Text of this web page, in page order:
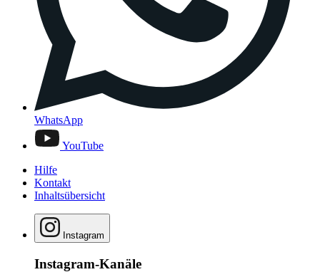
WhatsApp
YouTube
Hilfe
Kontakt
Inhaltsübersicht
Instagram
Instagram-Kanäle